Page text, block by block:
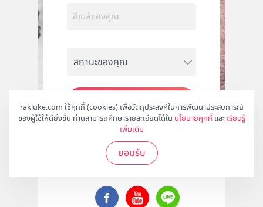
rakluke.com ใช้คุกกี้ (cookies) เพื่อวัตถุประสงค์ในการพัฒนาประสบการณ์
ของผู้ใช้ให้ดียิ่งขึ้น ท่านสามารถศึกษารายละเอียดได้ใน นโยบายคุกกี้ และ เรียนรู้
เพิ่มเติม
ยอมรับ
สมัคร
ติดตามเราได้ที่